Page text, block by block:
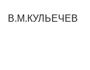
В.М.КУЛЬЕЧЕВ